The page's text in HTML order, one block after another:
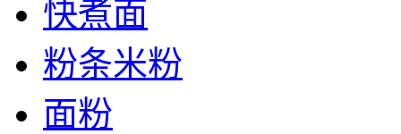
快煮面
粉条米粉
面粉